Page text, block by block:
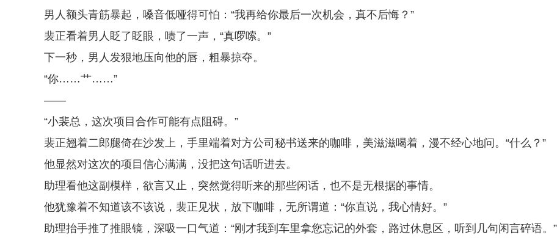
男人额头青筋暴起，嗓音低哑得可怕：“我再给你最后一次机会，真不后悔？”
裴正看着男人眨了眨眼，啧了一声，“真啰嗦。”
下一秒，男人发狠地压向他的唇，粗暴掠夺。
“你……艹……”
——
“小裴总，这次项目合作可能有点阻碍。”
裴正翘着二郎腿倚在沙发上，手里端着对方公司秘书送来的咖啡，美滋滋喝着，漫不经心地问。“什么？”
他显然对这次的项目信心满满，没把这句话听进去。
助理看他这副模样，欲言又止，突然觉得听来的那些闲话，也不是无根据的事情。
他犹豫着不知道该不该说，裴正见状，放下咖啡，无所谓道：“你直说，我心情好。”
助理抬手推了推眼镜，深吸一口气道：“刚才我到车里拿您忘记的外套，路过休息区，听到几句闲言碎语。”